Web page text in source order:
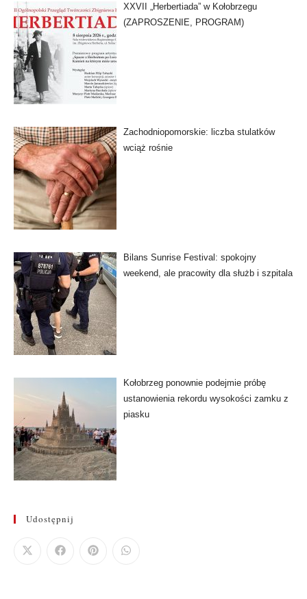
XXVII „Herbertiada” w Kołobrzegu
(ZAPROSZENIE, PROGRAM)
Zachodniopomorskie: liczba stulatków
wciąż rośnie
Bilans Sunrise Festival: spokojny
weekend, ale pracowity dla służb i szpitala
Kołobrzeg ponownie podejmie próbę
ustanowienia rekordu wysokości zamku z
piasku
Udostępnij